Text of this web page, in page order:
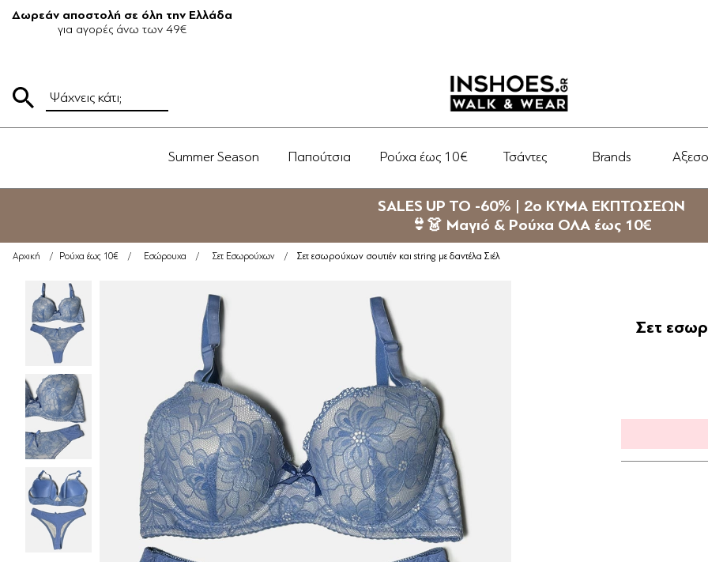
Δωρεάν αποστολή σε όλη την Ελλάδα
για αγορές άνω των 49€
Summer Season Παπούτσια Ρούχα έως 10€ Τσάντες Brands
SALES UP TO -60% | 2ο ΚΥΜΑ ΕΚΠΤΩΣΕΩΝ
👙👗 Μαγιό & Ρούχα ΟΛΑ έως 10€
Αρχική / Ρούχα έως 10€ / Εσώρουχα / Σετ Εσωρούχων / Σετ εσωρούχων σουτιέν και string με δαντέλα Σιέλ
Σετ